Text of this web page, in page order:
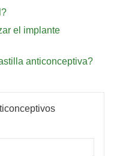
el implante
anticonceptiva?